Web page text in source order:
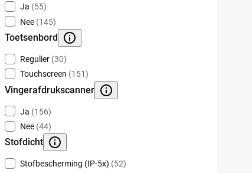
Ja (55)
Nee (145)
Toetsenbord
Regulier (30)
Touchscreen (151)
Vingerafdrukscanner
Ja (156)
Nee (44)
Stofdicht
Stofbescherming (IP-5x) (52)